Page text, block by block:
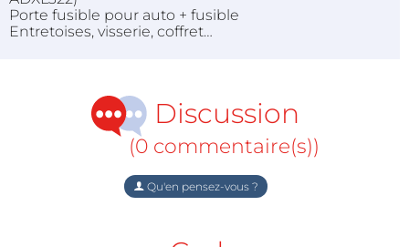
Porte fusible pour auto + fusible
Entretoises, visserie, coffret…
Discussion
(0 commentaire(s))
Qu'en pensez-vous ?